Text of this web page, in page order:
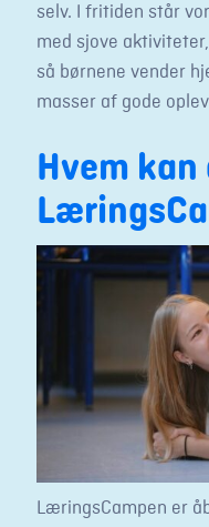
selv. I fritiden står
med sjove
så børnene vender
masser af gode
Hvem kan
LæringsCampen er